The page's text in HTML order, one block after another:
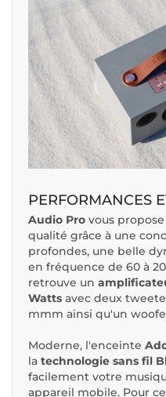
PERFORMANCES
Audio Pro vous
qualité grâce à une
profondes, une belle
en fréquence de 60 à
retrouve un
Watts avec deux
mmm ainsi qu'un
Moderne, l'enceinte
la technologie sans fil
facilement votre
appareil mobile. Pour